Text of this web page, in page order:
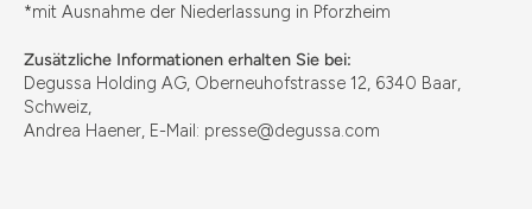
*mit Ausnahme der Niederlassung in Pforzheim
Zusätzliche Informationen erhalten Sie bei:
Degussa Holding AG, Oberneuhofstrasse 12, 6340 Baar,
Schweiz,
Andrea Haener, E-Mail: presse@degussa.com